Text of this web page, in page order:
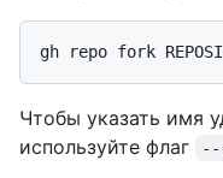
Чтобы указать имя
используйте флаг
--